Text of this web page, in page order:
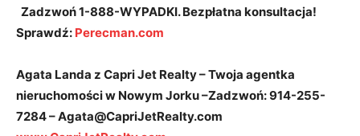
Zadzwoń 1-888-WYPADKI. Bezpłatna konsultacja!
Sprawdź: Perecman.com
Agata Landa z Capri Jet Realty – Twoja agentka
nieruchomości w Nowym Jorku –Zadzwoń: 914-255-
7284 –Agata@CapriJetRealty.com